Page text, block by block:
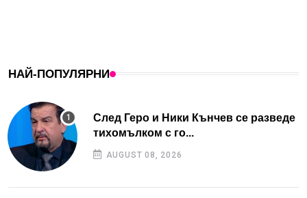
НАЙ-ПОПУЛЯРНИ
След Геро и Ники Кънчев се разведе
тихомълком с го...
AUGUST 08, 2026